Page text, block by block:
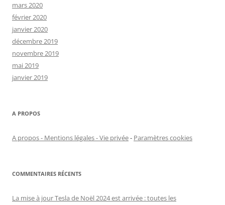
mars 2020
février 2020
janvier 2020
décembre 2019
novembre 2019
mai 2019
janvier 2019
A PROPOS
A propos - Mentions légales - Vie privée- Paramètres cookies
COMMENTAIRES RÉCENTS
La mise à jour Tesla de Noël 2024 est arrivée : toutes les